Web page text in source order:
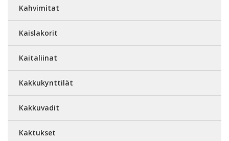
Kahvimitat
Kaislakorit
Kaitaliinat
Kakkukynttilät
Kakkuvadit
Kaktukset